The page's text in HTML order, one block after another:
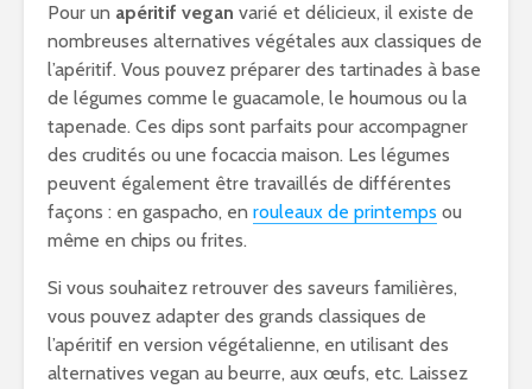
Pour un apéritif vegan varié et délicieux, il existe de
nombreuses alternatives végétales aux classiques de
l’apéritif. Vous pouvez préparer des tartinades à base
de légumes comme le guacamole, le houmous ou la
tapenade. Ces dips sont parfaits pour accompagner
des crudités ou une focaccia maison. Les légumes
peuvent également être travaillés de différentes
façons : en gaspacho, en rouleaux de printemps ou
même en chips ou frites.
Si vous souhaitez retrouver des saveurs familières,
vous pouvez adapter des grands classiques de
l’apéritif en version végétalienne, en utilisant des
alternatives vegan au beurre, aux œufs, etc. Laissez